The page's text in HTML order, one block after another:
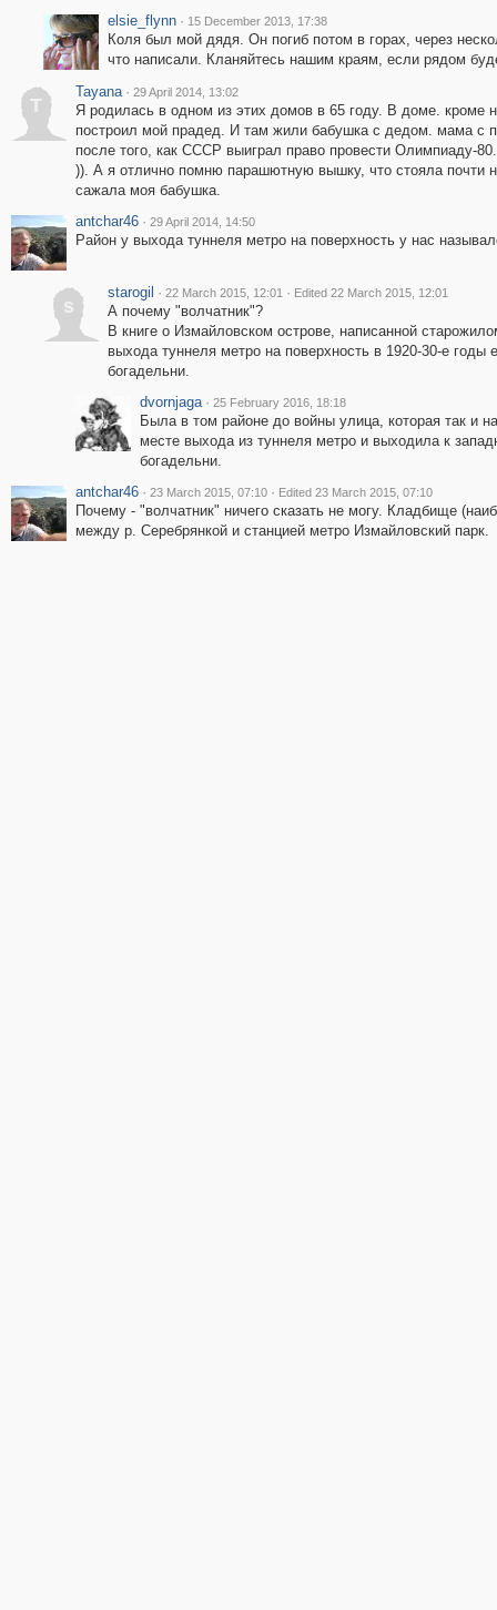
elsie_flynn · 15 December 2013, 17:38
Коля был мой дядя. Он погиб потом в горах, через
что написали. Кланяйтесь нашим краям, если рядом
T
Tayana · 29 April 2014, 13:02
Я родилась в одном из этих домов в 65 году. В доме.
построил мой прадед. И там жили бабушка с дедом. мама с
после того, как СССР выиграл право провести Олимпиаду-
)). А я отлично помню парашютную вышку, что стояла почти
сажала моя бабушка.
antchar46 · 29 April 2014, 14:50
Район у выхода туннеля метро на поверхность у нас
s
starogil · 22 March 2015, 12:01 · Edited 22 March 2015, 12:01
А почему "волчатник"?
В книге о Измайловском острове, написанной
выхода туннеля метро на поверхность в 1920-30-е
богадельни.
dvornjaga · 25 February 2016, 18:18
Была в том районе до войны улица, которая так и
месте выхода из туннеля метро и выходила к
богадельни.
antchar46 · 23 March 2015, 07:10 · Edited 23 March 2015, 07:10
Почему - "волчатник" ничего сказать не могу. Кладбище
между р. Серебрянкой и станцией метро Измайловский парк.